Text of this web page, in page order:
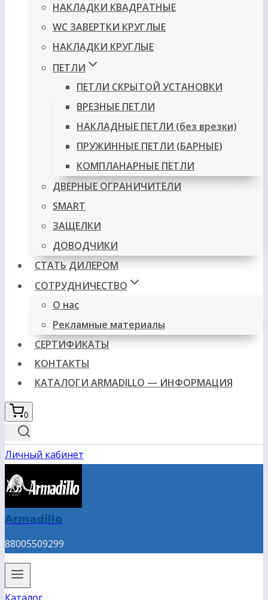
НАКЛАДКИ КВАДРАТНЫЕ
WC ЗАВЕРТКИ КРУГЛЫЕ
НАКЛАДКИ КРУГЛЫЕ
ПЕТЛИ
ПЕТЛИ СКРЫТОЙ УСТАНОВКИ
ВРЕЗНЫЕ ПЕТЛИ
НАКЛАДНЫЕ ПЕТЛИ (без врезки)
ПРУЖИННЫЕ ПЕТЛИ (БАРНЫЕ)
КОМПЛАНАРНЫЕ ПЕТЛИ
ДВЕРНЫЕ ОГРАНИЧИТЕЛИ
SMART
ЗАЩЕЛКИ
ДОВОДЧИКИ
СТАТЬ ДИЛЕРОМ
СОТРУДНИЧЕСТВО
О нас
Рекламные материалы
СЕРТИФИКАТЫ
КОНТАКТЫ
КАТАЛОГИ ARMADILLO — ИНФОРМАЦИЯ
0
Личный кабинет
Armadillo
88005509299